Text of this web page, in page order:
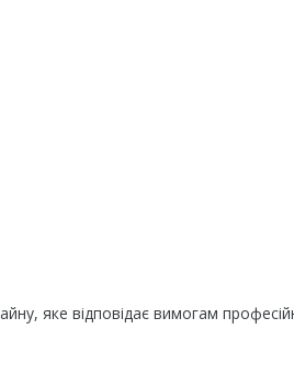
яке відповідає вимогам